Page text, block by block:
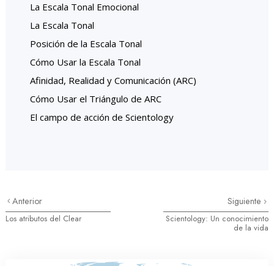
La Escala Tonal Emocional
La Escala Tonal
Posición de la Escala Tonal
Cómo Usar la Escala Tonal
Afinidad, Realidad y Comunicación (ARC)
Cómo Usar el Triángulo de ARC
El campo de acción de Scientology
Anterior
Los atributos del Clear
Siguiente
Scientology: Un conocimiento
de la vida